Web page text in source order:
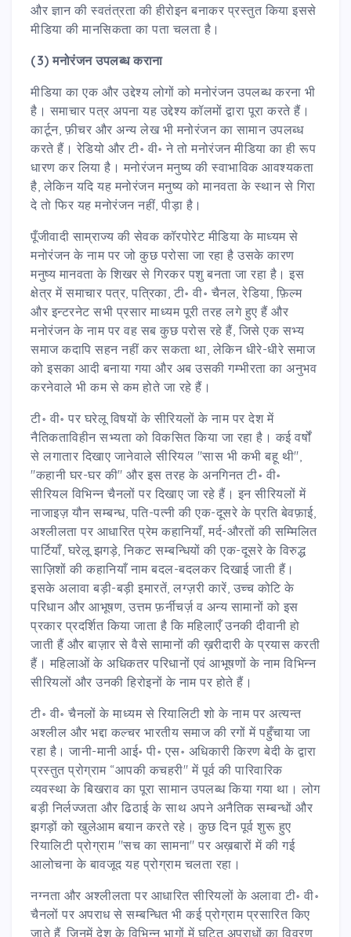
और ज्ञान की स्वतंत्रता की हीरोइन बनाकर प्रस्तुत किया इससे
मीडिया की मानसिकता का पता चलता है।
(3) मनोरंजन उपलब्ध कराना
मीडिया का एक और उद्देश्य लोगों को मनोरंजन उपलब्ध करना भी
है। समाचार पत्र अपना यह उद्देश्य कॉलमों द्वारा पूरा करते हैं।
कार्टून, फ़ीचर और अन्य लेख भी मनोरंजन का सामान उपलब्ध
करते हैं। रेडियो और टी॰ वी॰ ने तो मनोरंजन मीडिया का ही रूप
धारण कर लिया है। मनोरंजन मनुष्य की स्वाभाविक आवश्यकता
है, लेकिन यदि यह मनोरंजन मनुष्य को मानवता के स्थान से गिरा
दे तो फिर यह मनोरंजन नहीं, पीड़ा है।
पूँजीवादी साम्राज्य की सेवक कॉरपोरेट मीडिया के माध्यम से
मनोरंजन के नाम पर जो कुछ परोसा जा रहा है उसके कारण
मनुष्य मानवता के शिखर से गिरकर पशु बनता जा रहा है। इस
क्षेत्र में समाचार पत्र, पत्रिका, टी॰ वी॰ चैनल, रेडिया, फ़िल्म
और इन्टरनेट सभी प्रसार माध्यम पूरी तरह लगे हुए हैं और
मनोरंजन के नाम पर वह सब कुछ परोस रहे हैं, जिसे एक सभ्य
समाज कदापि सहन नहीं कर सकता था, लेकिन धीरे-धीरे समाज
को इसका आदी बनाया गया और अब उसकी गम्भीरता का अनुभव
करनेवाले भी कम से कम होते जा रहे हैं।
टी॰ वी॰ पर घरेलू विषयों के सीरियलों के नाम पर देश में
नैतिकताविहीन सभ्यता को विकसित किया जा रहा है। कई वर्षों
से लगातार दिखाए जानेवाले सीरियल "सास भी कभी बहू थी",
"कहानी घर-घर की" और इस तरह के अनगिनत टी॰ वी॰
सीरियल विभिन्न चैनलों पर दिखाए जा रहे हैं। इन सीरियलों में
नाजाइज़ यौन सम्बन्ध, पति-पत्नी की एक-दूसरे के प्रति बेवफ़ाई,
अश्लीलता पर आधारित प्रेम कहानियाँ, मर्द-औरतों की सम्मिलित
पार्टियाँ, घरेलू झगड़े, निकट सम्बन्धियों की एक-दूसरे के विरुद्ध
साज़िशों की कहानियाँ नाम बदल-बदलकर दिखाई जाती हैं।
इसके अलावा बड़ी-बड़ी इमारतें, लग्ज़री कारें, उच्च कोटि के
परिधान और आभूषण, उत्तम फ़र्नीचर्ज़ व अन्य सामानों को इस
प्रकार प्रदर्शित किया जाता है कि महिलाएँ उनकी दीवानी हो
जाती हैं और बाज़ार से वैसे सामानों की ख़रीदारी के प्रयास करती
हैं। महिलाओं के अधिकतर परिधानों एवं आभूषणों के नाम विभिन्न
सीरियलों और उनकी हिरोइनों के नाम पर होते हैं।
टी॰ वी॰ चैनलों के माध्यम से रियालिटी शो के नाम पर अत्यन्त
अश्लील और भद्दा कल्चर भारतीय समाज की रगों में पहुँचाया जा
रहा है। जानी-मानी आई॰ पी॰ एस॰ अधिकारी किरण बेदी के द्वारा
प्रस्तुत प्रोग्राम “आपकी कचहरी" में पूर्व की पारिवारिक
व्यवस्था के बिखराव का पूरा सामान उपलब्ध किया गया था। लोग
बड़ी निर्लज्जता और ढिठाई के साथ अपने अनैतिक सम्बन्धों और
झगड़ों को खुलेआम बयान करते रहे। कुछ दिन पूर्व शुरू हुए
रियालिटी प्रोग्राम "सच का सामना" पर अख़बारों में की गई
आलोचना के बावजूद यह प्रोग्राम चलता रहा।
नग्नता और अश्लीलता पर आधारित सीरियलों के अलावा टी॰ वी॰
चैनलों पर अपराध से सम्बन्धित भी कई प्रोग्राम प्रसारित किए
जाते हैं, जिनमें देश के विभिन्न भागों में घटित अपराधों का विवरण